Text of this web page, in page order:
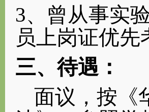
3、曾从事实
员上岗证优先
三、待遇：
面议，按《